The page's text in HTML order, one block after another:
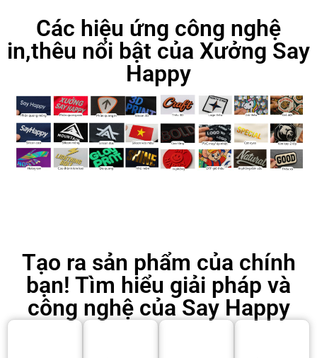
Các hiệu ứng công nghệ
in,thêu nổi bật của Xưởng Say
Happy
Tạo ra sản phẩm của chính
bạn! Tìm hiểu giải pháp và
công nghệ của Say Happy